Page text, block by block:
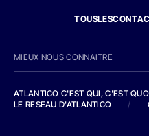
MIEUX NOUS CONNAITRE
ATLANTICO C'EST QUI, C'EST
LE RESEAU D'ATLANTICO
/